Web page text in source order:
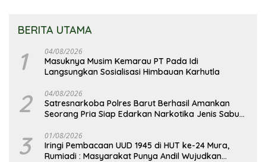
BERITA UTAMA
1 04/08/2026
Masuknya Musim Kemarau PT Pada Idi
Langsungkan Sosialisasi Himbauan Karhutla
2 04/08/2026
Satresnarkoba Polres Barut Berhasil Amankan
Seorang Pria Siap Edarkan Narkotika Jenis Sabu
3 01/08/2026
Iringi Pembacaan UUD 1945 di HUT ke-24 Mura,
Rumiadi : Masyarakat Punya Andil Wujudkan